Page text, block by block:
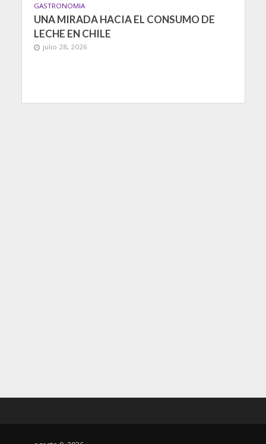
GASTRONOMIA
UNA MIRADA HACIA EL CONSUMO DE
LECHE EN CHILE
julio 28, 2026